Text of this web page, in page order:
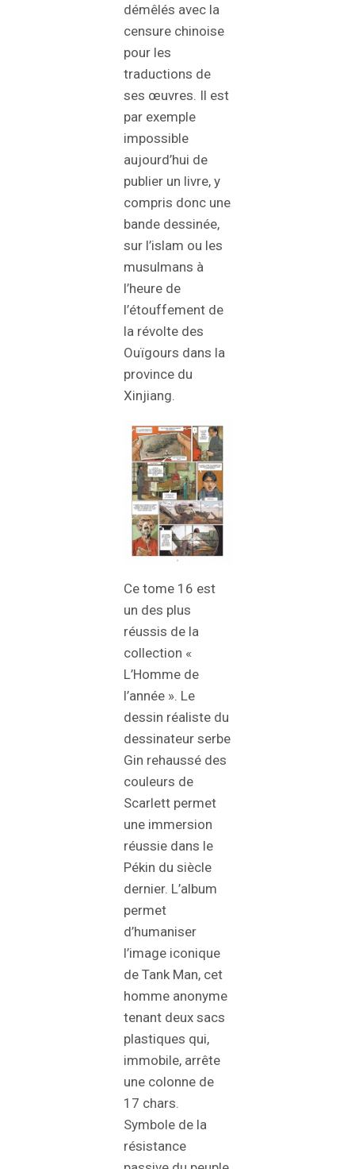
démêlés avec la
censure chinoise
pour les
traductions de
ses œuvres. Il est
par exemple
impossible
aujourd’hui de
publier un livre, y
compris donc une
bande dessinée,
sur l’islam ou les
musulmans à
l’heure de
l’étouffement de
la révolte des
Ouïgours dans la
province du
Xinjiang.
Ce tome 16 est
un des plus
réussis de la
collection «
L’Homme de
l’année ». Le
dessin réaliste du
dessinateur serbe
Gin rehaussé des
couleurs de
Scarlett permet
une immersion
réussie dans le
Pékin du siècle
dernier. L’album
permet
d’humaniser
l’image iconique
de Tank Man, cet
homme anonyme
tenant deux sacs
plastiques qui,
immobile, arrête
une colonne de
17 chars.
Symbole de la
résistance